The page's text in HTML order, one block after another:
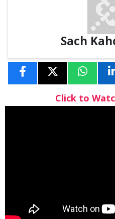
Sach
Click to